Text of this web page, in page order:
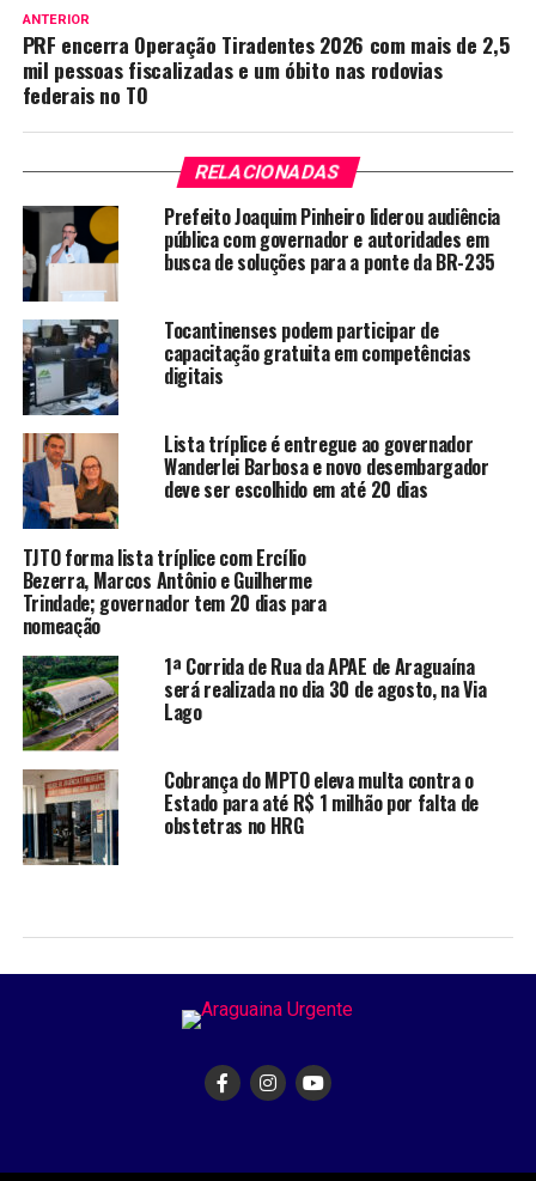
ANTERIOR
PRF encerra Operação Tiradentes 2026 com mais de 2,5
mil pessoas fiscalizadas e um óbito nas rodovias
federais no TO
RELACIONADAS
Prefeito Joaquim Pinheiro liderou audiência
pública com governador e autoridades em
busca de soluções para a ponte da BR-235
Tocantinenses podem participar de
capacitação gratuita em competências
digitais
Lista tríplice é entregue ao governador
Wanderlei Barbosa e novo desembargador
deve ser escolhido em até 20 dias
TJTO forma lista tríplice com Ercílio
Bezerra, Marcos Antônio e Guilherme
Trindade; governador tem 20 dias para
nomeação
1ª Corrida de Rua da APAE de Araguaína
será realizada no dia 30 de agosto, na Via
Lago
Cobrança do MPTO eleva multa contra o
Estado para até R$ 1 milhão por falta de
obstetras no HRG